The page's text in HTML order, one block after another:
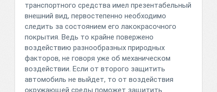
транспортного средства имел презентабельный
внешний вид, первостепенно необходимо
следить за состоянием его лакокрасочного
покрытия. Ведь то крайне повержено
воздействию разнообразных природных
факторов, не говоря уже об механическом
воздействии. Если от второго защитить
автомобиль не выйдет, то от воздействия
окружающей среды поможет защитить